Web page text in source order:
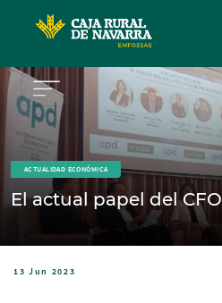
ACTUALIDAD ECONÓMICA
El actual papel del CFO
13 Jun 2023